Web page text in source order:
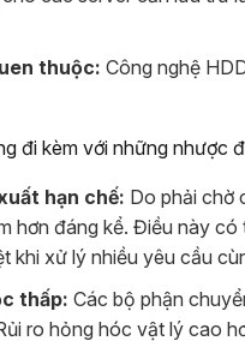
thuộc: Công nghệ
đi kèm với những nhược
hạn chế: Do phải chờ
hơn đáng kể. Điều này có
khi xử lý nhiều yêu cầu
thấp: Các bộ phận
ro hỏng hóc vật lý cao